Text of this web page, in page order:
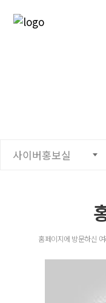
사이버홍보실
홈페이지에 방문하신